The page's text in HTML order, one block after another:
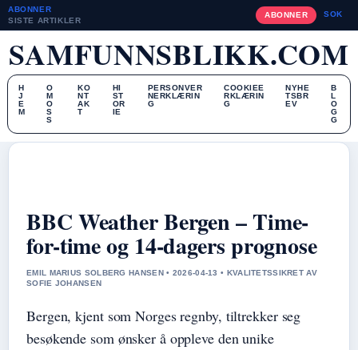
ABONNER
SISTE ARTIKLER
ABONNER SOK
SAMFUNNSBLIKK.COM
H
J
E
M
O
M
O
S
S
KO
NT
AK
T
HI
ST
OR
IE
PERSONVER
NERKLÆRIN
G
COOKIEE
RKLÆRIN
G
NYHE
TSBR
EV
B
L
O
G
G
BBC Weather Bergen – Time-
for-time og 14-dagers prognose
EMIL MARIUS SOLBERG HANSEN • 2026-04-13 • KVALITETSSIKRET AV
SOFIE JOHANSEN
Bergen, kjent som Norges regnby, tiltrekker seg
besøkende som ønsker å oppleve den unike